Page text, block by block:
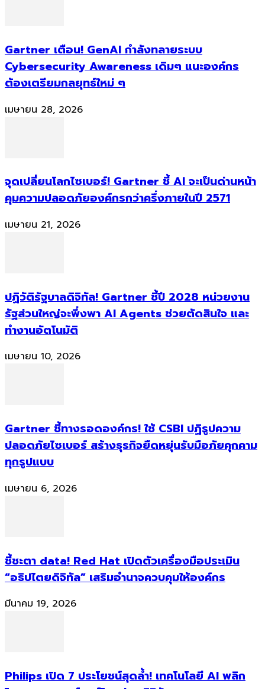
Gartner เตือน! GenAI กำลังทลายระบบ
Cybersecurity Awareness เดิมๆ แนะองค์กร
ต้องเตรียมกลยุทธ์ใหม่ ๆ
เมษายน 28, 2026
จุดเปลี่ยนโลกไซเบอร์! Gartner ชี้ AI จะเป็นด่านหน้า
คุมความปลอดภัยองค์กรกว่าครึ่งภายในปี 2571
เมษายน 21, 2026
ปฏิวัติรัฐบาลดิจิทัล! Gartner ชี้ปี 2028 หน่วยงาน
รัฐส่วนใหญ่จะพึ่งพา AI Agents ช่วยตัดสินใจ และ
ทำงานอัตโนมัติ
เมษายน 10, 2026
Gartner ชี้ทางรอดองค์กร! ใช้ CSBI ปฏิรูปความ
ปลอดภัยไซเบอร์ สร้างธุรกิจยืดหยุ่นรับมือภัยคุกคาม
ทุกรูปแบบ
เมษายน 6, 2026
ชี้ชะตา data! Red Hat เปิดตัวเครื่องมือประเมิน
“อธิปไตยดิจิทัล” เสริมอำนาจควบคุมให้องค์กร
มีนาคม 19, 2026
Philips เปิด 7 ประโยชน์สุดล้ำ! เทคโนโลยี AI พลิก